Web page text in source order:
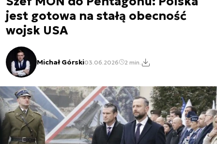
jest gotowa na stałą obecność
wojsk USA
Michał Górski03.06.2026 2 min.